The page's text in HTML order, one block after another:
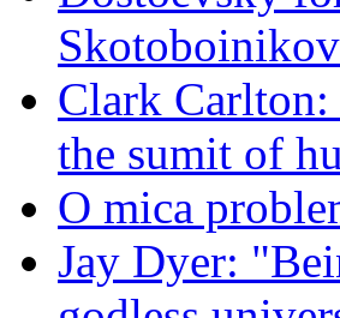
Clark Carlton:
the sumit of
O mica
Jay Dyer: